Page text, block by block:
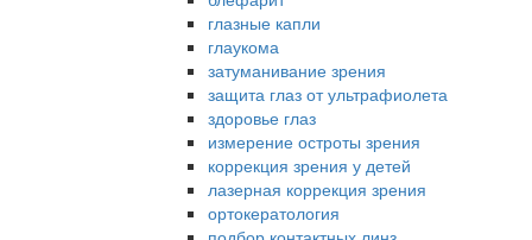
глазные капли
глаукома
затуманивание зрения
защита глаз от ультрафиолета
здоровье глаз
измерение остроты зрения
коррекция зрения у детей
лазерная коррекция зрения
ортокератология